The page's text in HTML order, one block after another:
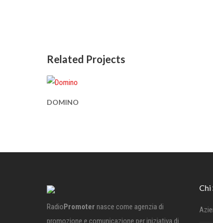
Related Projects
DOMINO
RadioPromoter nasce come agenzia di
promozione e comunicazione per iniziativa di
Chi